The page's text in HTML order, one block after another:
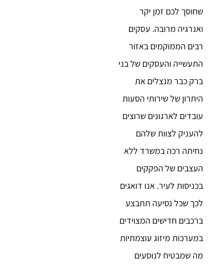
שחוסך לכם זמן יקר
ואנרגיה מרובה. עסקים
רבים הממוקמים באזור
התעשייה והעסקים של בני
ברק כבר מנצלים את
היתרון של שירותי הסעות
עובדים לארגונים שרוצים
להעניק לצוות שלהם
נחיתה רכה במשרד ללא
העצבים של הפקקים
בכניסות לעיר. אנו דואגים
לכך שכל נסיעה תתבצע
ברכבים חדישים המצוידים
במערכות מיזוג עוצמתיות
מה שמבטיח לנוסעים